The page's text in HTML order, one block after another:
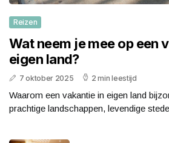
Reizen
Wat neem je mee op een
eigen land?
7 oktober 2025 2 min leestijd
Waarom een vakantie in eigen land
prachtige landschappen, levendige